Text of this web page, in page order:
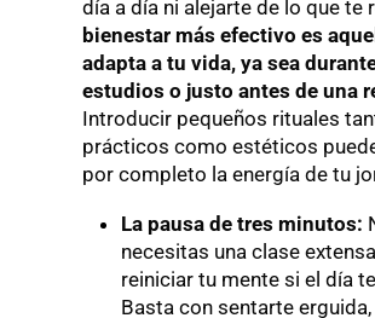
día a día ni alejarte de lo que te
bienestar más efectivo es
adapta a tu vida, ya sea
estudios o justo antes de una
Introducir pequeños rituales
prácticos como estéticos
por completo la energía de tu
La pausa de tres minutos:
necesitas una clase
reiniciar tu mente si el día
Basta con sentarte